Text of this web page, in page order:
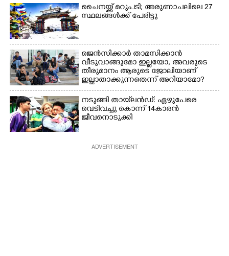
ചൈനയ്ക്ക് മറുപടി; അരുണാചലിലെ 27
സ്ഥലങ്ങൾക്ക് പേരിട്ടു
ജെൻസിക്കാർ താമസിക്കാൻ
വീടുവാങ്ങുമോ ഇല്ലയോ, അവരുടെ
തീരുമാനം ആരുടെ ജോലിയാണ്
ഇല്ലാതാക്കുന്നതെന്ന് അറിയാമോ?
നടുങ്ങി തായ്‌ലൻഡ്: ഏഴുപേരെ
വെടിവച്ചു കൊന്ന് 14കാരൻ
ജീവനൊടുക്കി
ADVERTISEMENT